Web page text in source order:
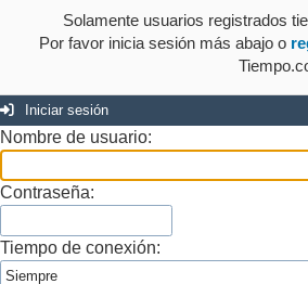
Solamente usuarios registrados
Por favor inicia sesión más abajo o
Iniciar sesión
Nombre de usuario:
Contraseña:
Tiempo de conexión: